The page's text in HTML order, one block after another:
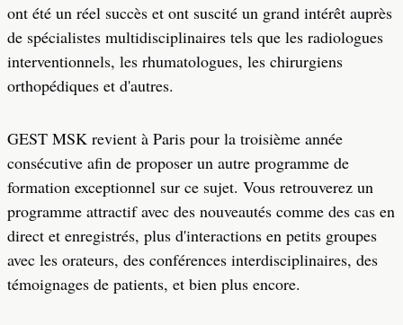
ont été un réel succès et ont suscité un grand intérêt auprès
de spécialistes multidisciplinaires tels que les radiologues
interventionnels, les rhumatologues, les chirurgiens
orthopédiques et d'autres.
GEST MSK revient à Paris pour la troisième année
consécutive afin de proposer un autre programme de
formation exceptionnel sur ce sujet. Vous retrouverez un
programme attractif avec des nouveautés comme des cas en
direct et enregistrés, plus d'interactions en petits groupes
avec les orateurs, des conférences interdisciplinaires, des
témoignages de patients, et bien plus encore.